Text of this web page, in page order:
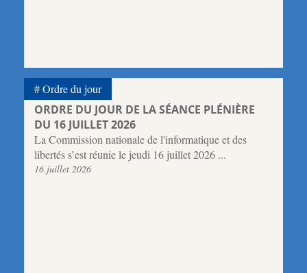
ORDRE DU JOUR DE LA SÉANCE PLÉNIÈRE
DU 16 JUILLET 2026
La Commission nationale de l'informatique et des
libertés s’est réunie le jeudi 16 juillet 2026 ...
16 juillet 2026
Ordre du jour